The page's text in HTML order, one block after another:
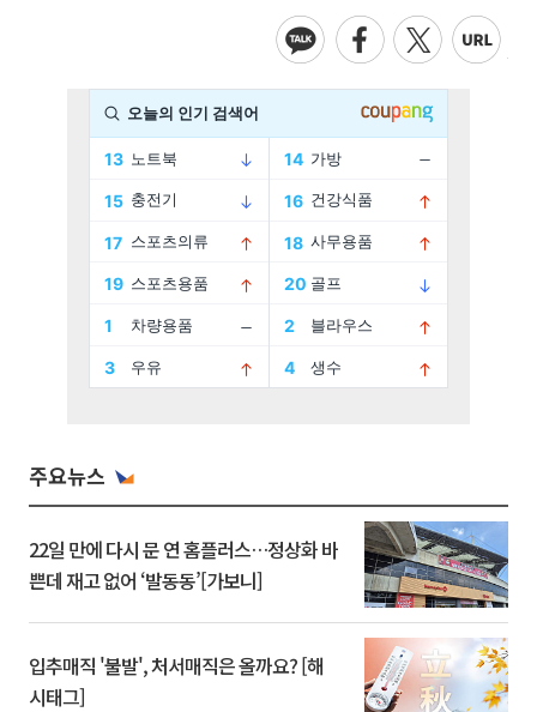
주요뉴스
22일 만에 다시 문 연 홈플러스…정상화 바
쁜데 재고 없어 ‘발동동’[가보니]
입추매직 '불발', 처서매직은 올까요? [해
시태그]